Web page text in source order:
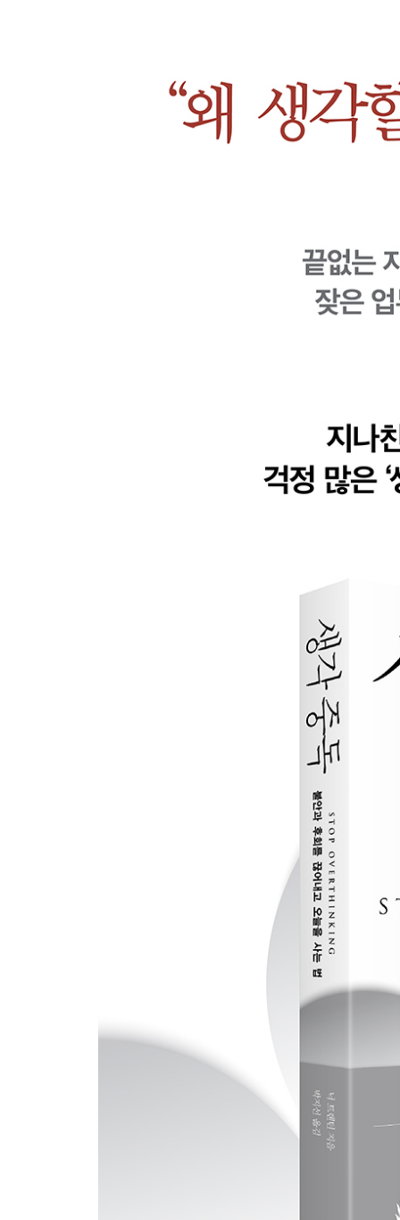
우리는 서로 다른 세상을 본다
불안에 빠진 ‘내 세상’을 지우는 방법
태도 1 통제할 수 없는 일이 아니라 통제할 수 있는
태도 2 할 수 없는 일이 아니라 할 수 있는 일에 집
태도 3 갖지 못한 것이 아니라 가진 것에 집중한다
태도 4 과거나 미래가 아닌 현재에 집중한다
뇌를 질주하는 생각을 멈춰 세우는 방법